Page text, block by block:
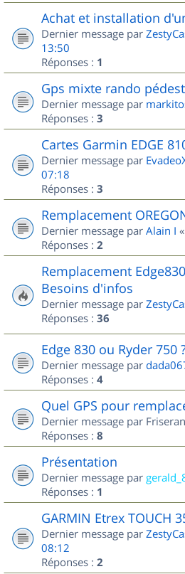
Achat et installation
Dernier message par
13:50
Réponses : 1
Gps mixte rando
Dernier message par
Réponses : 3
Cartes Garmin EDGE
Dernier message par
07:18
Réponses : 3
Remplacement
Dernier message par Alain I «
Réponses : 2
Remplacement
Besoins d'infos
Dernier message par
Réponses : 36
Edge 830 ou Ryder 750
Dernier message par
Réponses : 4
Quel GPS pour
Dernier message par
Réponses : 8
Présentation
Dernier message par
Réponses : 1
GARMIN Etrex TOUCH
Dernier message par
08:12
Réponses : 2